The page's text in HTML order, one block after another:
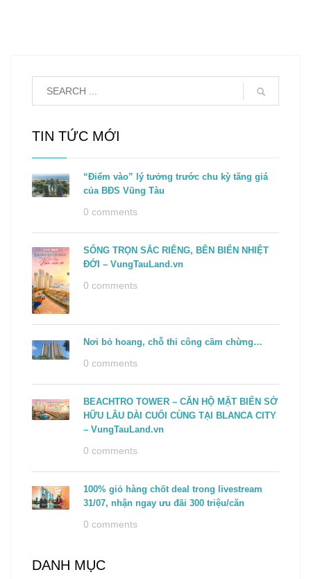
TIN TỨC MỚI
“Điểm vào” lý tưởng trước chu kỳ tăng giá
của BĐS Vũng Tàu
0 comments
SỐNG TRỌN SẮC RIÊNG, BÊN BIỂN NHIỆT
ĐỚI – VungTauLand.vn
0 comments
Nơi bỏ hoang, chỗ thi công cầm chừng…
0 comments
BEACHTRO TOWER – CĂN HỘ MẶT BIỂN SỞ
HỮU LÂU DÀI CUỐI CÙNG TẠI BLANCA CITY
– VungTauLand.vn
0 comments
100% giỏ hàng chốt deal trong livestream
31/07, nhận ngay ưu đãi 300 triệu/căn
0 comments
DANH MỤC